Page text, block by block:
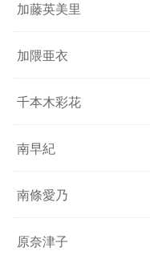
加藤英美里
加隈亜衣
千本木彩花
南早紀
南條愛乃
原奈津子